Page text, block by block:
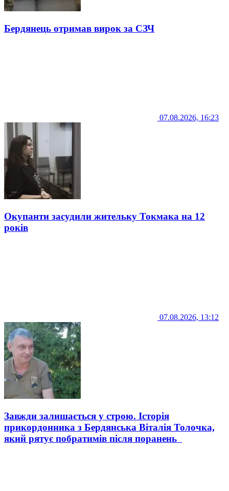
Бердянець отримав вирок за СЗЧ
07.08.2026, 16:23
Окупанти засудили жительку Токмака на 12
років
07.08.2026, 13:12
Завжди залишається у строю. Історія
прикордонника з Бердянська Віталія Толочка,
який рятує побратимів після поранень